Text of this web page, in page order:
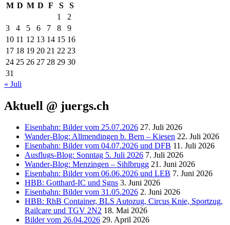
M D M D F S
S
1
2
3
4 5 6 7 8
9
10 11 12 13 14 15 16
17 18 19 20 21 22 23
24 25 26 27 28 29 30
31
« Juli
Aktuell @ juergs.ch
Eisenbahn: Bilder vom 25.07.2026 27. Juli 2026
Wander-Blog: Allmendingen b. Bern – Kiesen 22. Juli 2026
Eisenbahn: Bilder vom 04.07.2026 und DFB 11. Juli 2026
Ausflugs-Blog: Sonntag 5. Juli 2026 7. Juli 2026
Wander-Blog: Menzingen – Sihlbrugg 21. Juni 2026
Eisenbahn: Bilder vom 06.06.2026 und LEB 7. Juni 2026
HBB: Gotthard-IC und Sgns 3. Juni 2026
Eisenbahn: Bilder vom 31.05.2026 2. Juni 2026
HBB: RhB Container, BLS Autozug, Circus Knie, Sportzug,
Railcare und TGV 2N2 18. Mai 2026
Bilder vom 26.04.2026 29. April 2026